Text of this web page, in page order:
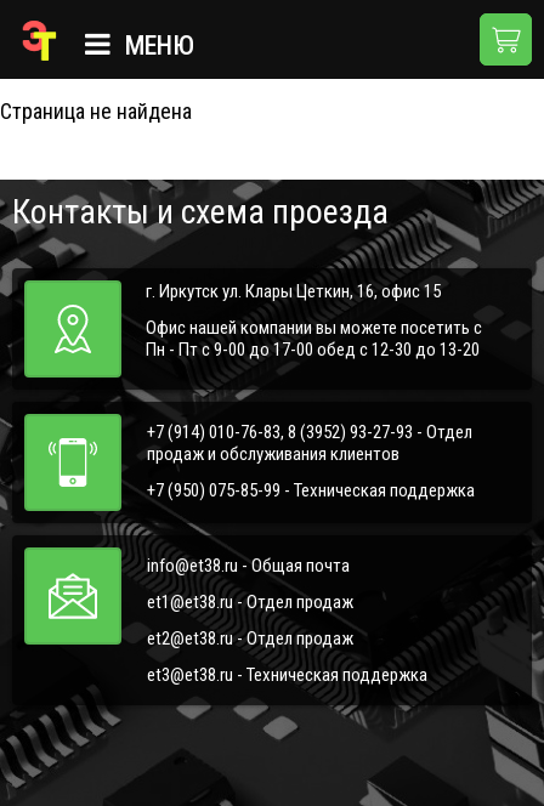
МЕНЮ
ГЛАВНАЯ
О КОМПАНИИ
ПРИМЕНЕНИЯ
НОВОСТИ
ДОСТАВКА И ОПЛАТА
КОНТАКТЫ
404
Страница не найдена
Контакты и схема проезда
г. Иркутск ул. Клары Цеткин, 16, офис 15
Офис нашей компании вы можете посетить с
Пн - Пт с 9-00 до 17-00 обед с 12-30 до 13-20
+7 (914) 010-76-83, 8 (3952) 93-27-93 - Отдел
продаж и обслуживания клиентов
+7 (950) 075-85-99 - Техническая поддержка
info@et38.ru - Общая почта
et1@et38.ru - Отдел продаж
et2@et38.ru - Отдел продаж
et3@et38.ru - Техническая поддержка